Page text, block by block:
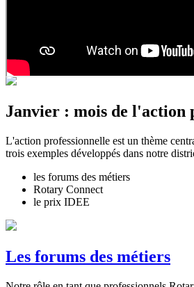
Janvier : mois de l'action
L'action professionnelle est un thème
trois exemples développés dans notre
les forums des métiers
Rotary Connect
le prix IDEE
Les forums des métiers